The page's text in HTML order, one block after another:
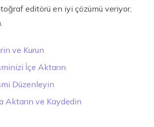
editörü en iyi çözümü veriyor,
ve Kurun
İçe Aktarın
Düzenleyin
Aktarın ve Kaydedin